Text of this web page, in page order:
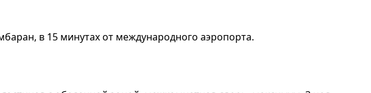
в 15 минутах от международного аэропорта.